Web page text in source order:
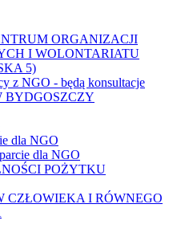
ORGANIZACJI
I WOLONTARIATU
5)
z NGO - będą konsultacje
BYDGOSZCZY
dla NGO
dla NGO
POŻYTKU
CZŁOWIEKA I RÓWNEGO